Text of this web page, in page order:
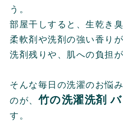
う。
部屋干しすると、生乾き
柔軟剤や洗剤の強い香りが
洗剤残りや、肌への負担が
そんな毎日の洗濯のお悩
のが、 竹の洗濯洗剤
す。